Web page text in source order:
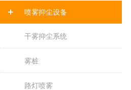
喷雾抑尘设备
干雾抑尘系统
雾桩
路灯喷雾